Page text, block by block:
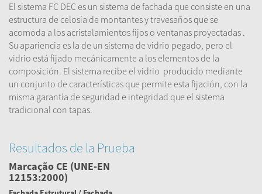
El sistema FC DEC es un sistema de fachada que consiste en una
estructura de celosía de montantes y travesaños que se
acomoda a los acristalamientos fijos o ventanas proyectadas .
Su apariencia es la de un sistema de vidrio pegado, pero el
vidrio está fijado mecánicamente a los elementos de la
composición. El sistema recibe el vidrio producido mediante
un conjunto de características que permite esta fijación, con la
misma garantía de seguridad e integridad que el sistema
tradicional con tapas.
Resultados de la Prueba
Marcação CE (UNE-EN
12153:2000)